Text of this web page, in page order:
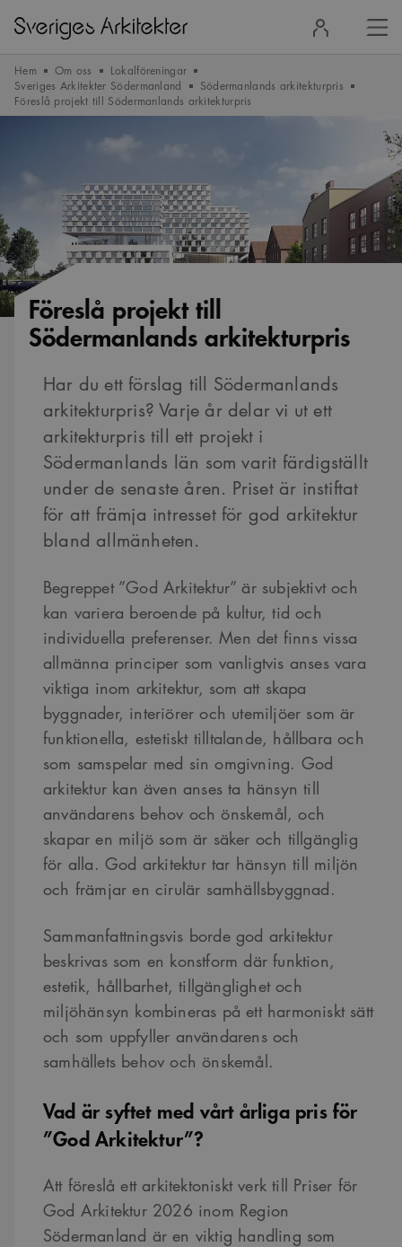
in
Hem Om oss
Lokalföreningar
Sveriges Arkitekter Södermanland
Södermanlands arkitekturpris
Föreslå projekt till Södermanlands arkitekturpris
Föreslå projekt till
Södermanlands arkitekturpris
Har du ett förslag till Södermanlands
arkitekturpris? Varje år delar vi ut ett
arkitekturpris till ett projekt i
Södermanlands län som varit färdigställt
under de senaste åren. Priset är instiftat
för att främja intresset för god arkitektur
bland allmänheten.
Begreppet ”God Arkitektur” är subjektivt och
kan variera beroende på kultur, tid och
individuella preferenser. Men det finns vissa
allmänna principer som vanligtvis anses vara
viktiga inom arkitektur, som att skapa
byggnader, interiörer och utemiljöer som är
funktionella, estetiskt tilltalande, hållbara och
som samspelar med sin omgivning. God
arkitektur kan även anses ta hänsyn till
användarens behov och önskemål, och
skapar en miljö som är säker och tillgänglig
för alla. God arkitektur tar hänsyn till miljön
och främjar en cirulär samhällsbyggnad.
Sammanfattningsvis borde god arkitektur
beskrivas som en konstform där funktion,
estetik, hållbarhet, tillgänglighet och
miljöhänsyn kombineras på ett harmoniskt sätt
och som uppfyller användarens och
samhällets behov och önskemål.
Vad är syftet med vårt årliga pris för
”God Arkitektur”?
Att föreslå ett arkitektoniskt verk till Priser för
God Arkitektur 2026 inom Region
Södermanland är en viktig handling som